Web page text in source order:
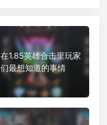
在1.85英雄合击里玩家
们最想知道的事情